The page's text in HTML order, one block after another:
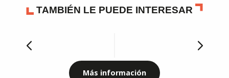
TAMBIÉN LE PUEDE INTERESAR
Viaje al corazón de la tierra
Más información